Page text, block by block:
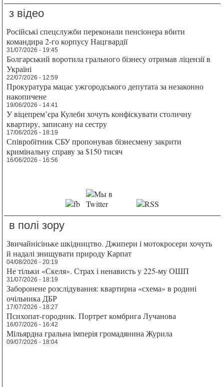
з відео
Російські спецслужби переконали пенсіонера вбити
командира 2-го корпусу Нацгвардії
31/07/2026 - 19:45
Болгарський воротила грального бізнесу отримав ліцензії в
Україні
22/07/2026 - 12:59
Прокуратура мацає ужгородського депутата за незаконно
накопичене
19/06/2026 - 14:41
У віцепрем’єра Кулеби хочуть конфіскувати столичну
квартиру, записану на сестру
17/06/2026 - 18:19
Співробітник СБУ пропонував бізнесмену закрити
кримінальну справу за $150 тисяч
16/06/2026 - 16:56
в полі зору
Звичайнісіньке шкідництво. Джипери і мотокросери хочуть
й надалі знищувати природу Карпат
04/08/2026 - 20:19
Не тільки «Скеля». Страх і ненависть у 225-му ОШП
31/07/2026 - 18:19
Заборонене розслідування: квартирна «схема» в родині
очільника ДБР
17/07/2026 - 18:27
Психопат-городник. Портрет комбрига Лучанова
16/07/2026 - 16:42
Мільярдна гральна імперія громадянина Журила
09/07/2026 - 18:04